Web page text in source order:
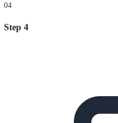
04
Step 4